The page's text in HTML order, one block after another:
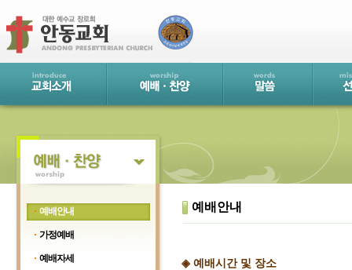
예배안내
가정예배
예배자세
예배안내
◈ 예배시간 및 장소